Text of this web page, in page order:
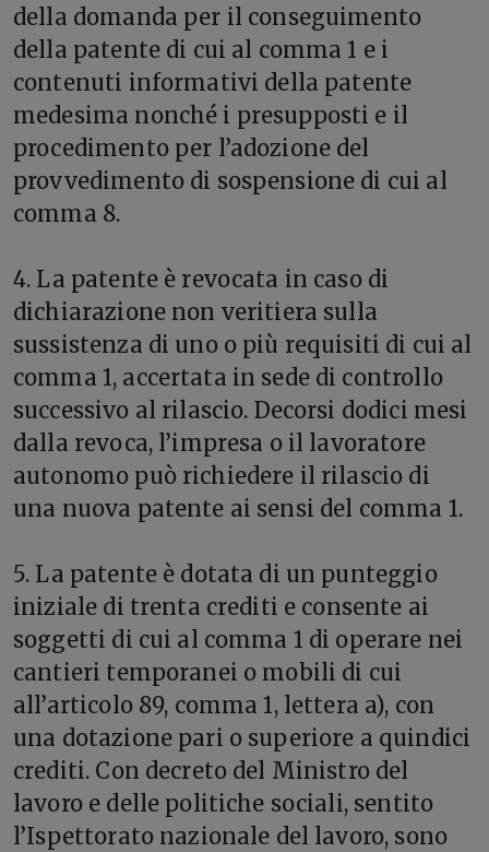
della domanda per il conseguimento
della patente di cui al comma 1 e i
contenuti informativi della patente
medesima nonché i presupposti e il
procedimento per l’adozione del
provvedimento di sospensione di cui al
comma 8.
4. La patente è revocata in caso di
dichiarazione non veritiera sulla
sussistenza di uno o più requisiti di cui al
comma 1, accertata in sede di controllo
successivo al rilascio. Decorsi dodici mesi
dalla revoca, l’impresa o il lavoratore
autonomo può richiedere il rilascio di
una nuova patente ai sensi del comma 1.
5. La patente è dotata di un punteggio
iniziale di trenta crediti e consente ai
soggetti di cui al comma 1 di operare nei
cantieri temporanei o mobili di cui
all’articolo 89, comma 1, lettera a), con
una dotazione pari o superiore a quindici
crediti. Con decreto del Ministro del
lavoro e delle politiche sociali, sentito
l’Ispettorato nazionale del lavoro, sono